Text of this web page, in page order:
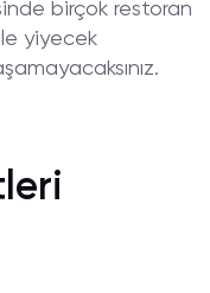
birçok restoran
yiyecek